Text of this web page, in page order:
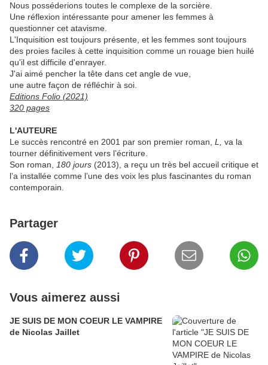
Nous posséderions toutes le complexe de la sorcière.
Une réflexion intéressante pour amener les femmes à
questionner cet atavisme.
L'Inquisition est toujours présente, et les femmes sont toujours
des proies faciles à cette inquisition comme un rouage bien huilé
qu'il est difficile d'enrayer.
J'ai aimé pencher la tête dans cet angle de vue,
une autre façon de réfléchir à soi.
Editions Folio (2021)
320 pages
L'AUTEURE
Le succès rencontré en 2001 par son premier roman, L,
va la
tourner définitivement vers l’écriture.
Son roman,
180 jours (2013), a reçu un très bel accueil critique et
l’a installée comme l’une des voix les plus fascinantes du roman
contemporain.
Partager
Vous aimerez aussi
JE SUIS DE MON COEUR LE VAMPIRE
de Nicolas Jaillet